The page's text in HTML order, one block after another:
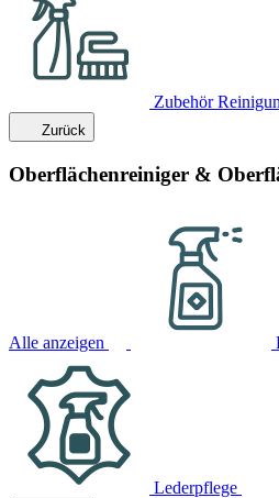
Zubehör
Zurück
Oberflächenreiniger &
Alle anzeigen
Lederpflege